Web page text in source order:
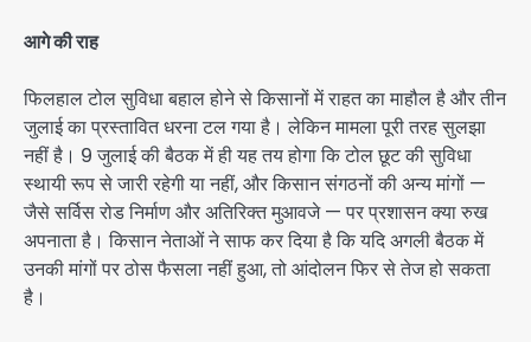
आगे की राह
फिलहाल टोल सुविधा बहाल होने से किसानों में राहत का माहौल है और तीन
जुलाई का प्रस्तावित धरना टल गया है। लेकिन मामला पूरी तरह सुलझा
नहीं है। 9 जुलाई की बैठक में ही यह तय होगा कि टोल छूट की सुविधा
स्थायी रूप से जारी रहेगी या नहीं, और किसान संगठनों की अन्य मांगों —
जैसे सर्विस रोड निर्माण और अतिरिक्त मुआवजे — पर प्रशासन क्या रुख
अपनाता है। किसान नेताओं ने साफ कर दिया है कि यदि अगली बैठक में
उनकी मांगों पर ठोस फैसला नहीं हुआ, तो आंदोलन फिर से तेज हो सकता
है।